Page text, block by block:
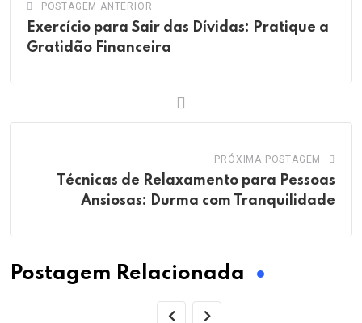
POSTAGEM ANTERIOR
Exercício para Sair das Dívidas: Pratique a
Gratidão Financeira
PRÓXIMA POSTAGEM
Técnicas de Relaxamento para Pessoas
Ansiosas: Durma com Tranquilidade
Postagem Relacionada